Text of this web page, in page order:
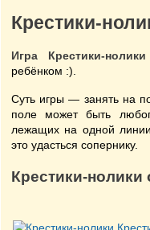
Крестики-
Игра Крестики-нолики
ребёнком :).
Суть игры — занять на
поле может быть
лежащих на одной
это удасться сопернику.
Крестики-нолики